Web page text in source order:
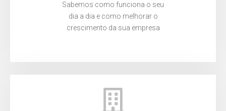
Sabemos como funciona o seu
dia a dia e como melhorar o
crescimento da sua empresa